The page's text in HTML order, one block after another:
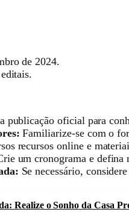
de 2024.
publicação oficial para
Familiarize-se com o
recursos online e
um cronograma e defina
Se necessário,
Realize o Sonho da Casa